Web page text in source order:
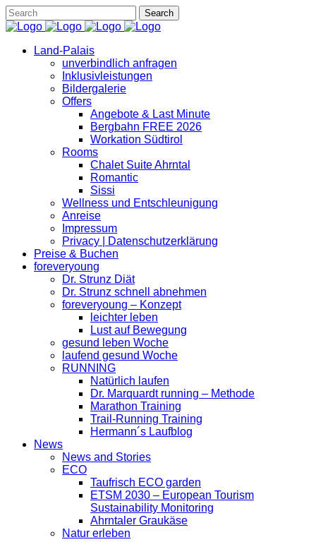
Land-Palais
unverbindlich anfragen
Inklusivleistungen
Bildergalerie
Offers
Angebote & Last Minute
Bergbahn FREE 2026
Workation Südtirol
Rooms
Chalet Suite Ahrntal
Romantic
Sissi
Wellness und Entschleunigung
Anreise
Impressum
Privacy | Datenschutzerklärung
Preise & Buchen
foreveryoung
Dr. Strunz Diät
Dr. Strunz schnell abnehmen
foreveryoung – Konzept
leichter leben
Lust auf Bewegung
gesund leben Woche
laufend gesund Woche
RUNNING
Natürlich laufen
Dr. Marquardt running – Methode
Marathon Training
Trail-Running Training
Hermann´s Laufblog
News
News and Stories
ECO
Taufrisch ECO garden
ETSM 2030 – European Tourism
Sustainability Monitoring
Ahrntaler Graukäse
Natur erleben